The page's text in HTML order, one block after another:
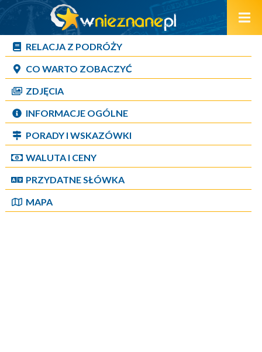
RELACJA Z PODRÓŻY
CO WARTO ZOBACZYĆ
ZDJĘCIA
INFORMACJE OGÓLNE
PORADY I WSKAZÓWKI
WALUTA I CENY
PRZYDATNE SŁÓWKA
MAPA